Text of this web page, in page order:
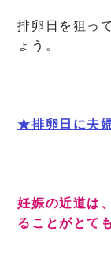
排卵日を狙っ
ょう。
★排卵日に夫
妊娠の近道は
ることがとて